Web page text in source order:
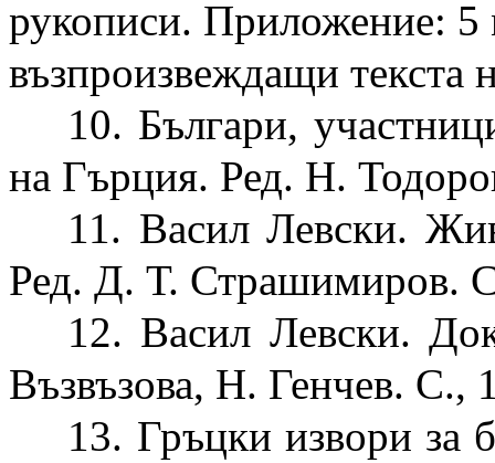
рукописи. Приложение:
възпроизвеждащи текста
10. Българи,
на Гърция. Ред. Н.
11. Васил Левски.
Ред. Д. Т. Страшимиров.
12. Васил Левски.
Възвъзова, Н. Генчев. С.,
13. Гръцки извори за